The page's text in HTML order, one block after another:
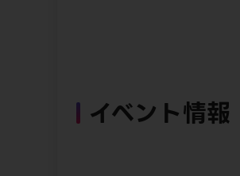
イベント情報